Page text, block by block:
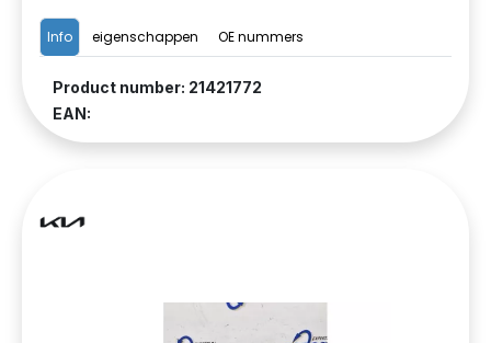
Info eigenschappen OE nummers
Product number: 21421772
EAN: